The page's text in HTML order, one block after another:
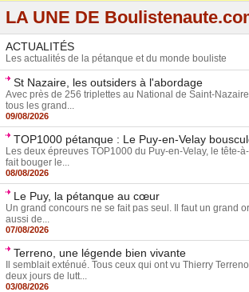
LA UNE DE
ACTUALITÉS
Les actualités de la pétanque et du monde bouliste
St Nazaire, les outsiders à l'abordage
Avec près de 256 triplettes au National de Saint-
tous les grand...
09/08/2026
TOP1000 pétanque : Le Puy-en-Velay
Les deux épreuves TOP1000 du Puy-en-Velay, le tête-
fait bouger le...
08/08/2026
Le Puy, la pétanque au cœur
Un grand concours ne se fait pas seul. Il faut un grand
aussi de...
07/08/2026
Terreno, une légende bien vivante
Il semblait exténué. Tous ceux qui ont vu Thierry
deux jours de lutt...
03/08/2026